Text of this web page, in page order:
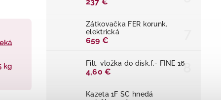
Zátkovačka FER korunk.
elektrická
659 €
Filt. vložka do disk.f.- FINE 16
4,60 €
Kazeta 1F SC hnedá
kg